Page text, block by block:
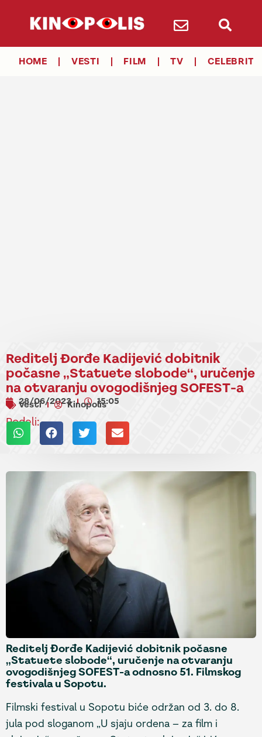
HOME VESTI FILM TV CELEBRITY
Reditelj Đorđe Kadijević dobitnik
počasne „Statuete slobode“, uručenje
na otvaranju ovogodišnjeg SOFEST-a
28/06/2023 15:05
Vesti Kinopolis
Podeli:
Reditelj Đorđe Kadijević dobitnik počasne
„Statuete slobode“, uručenje na otvaranju
ovogodišnjeg SOFEST-a odnosno 51. Filmskog
festivala u Sopotu.
Filmski festival u Sopotu biće održan od 3. do 8.
jula pod sloganom „U sjaju ordena – za film i